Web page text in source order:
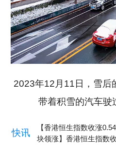
2023年12月11日，雪后
带着积雪的汽车驶
港恒生指数收涨0.54% 生物医药板
涨】香港恒生指数收涨0.54%，恒